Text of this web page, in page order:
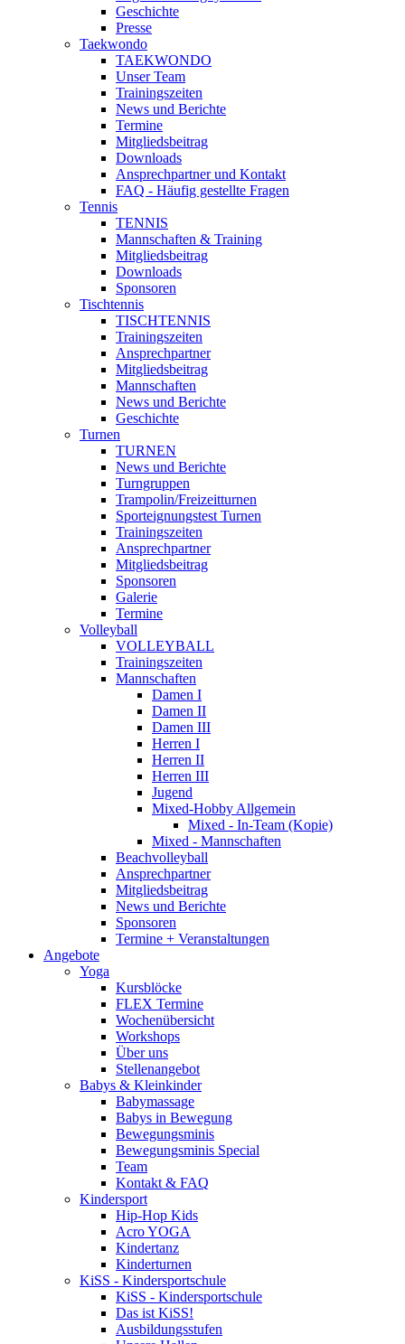
Geschichte
Presse
Taekwondo
TAEKWONDO
Unser Team
Trainingszeiten
News und Berichte
Termine
Mitgliedsbeitrag
Downloads
Ansprechpartner und Kontakt
FAQ - Häufig gestellte Fragen
Tennis
TENNIS
Mannschaften & Training
Mitgliedsbeitrag
Downloads
Sponsoren
Tischtennis
TISCHTENNIS
Trainingszeiten
Ansprechpartner
Mitgliedsbeitrag
Mannschaften
News und Berichte
Geschichte
Turnen
TURNEN
News und Berichte
Turngruppen
Trampolin/Freizeitturnen
Sporteignungstest Turnen
Trainingszeiten
Ansprechpartner
Mitgliedsbeitrag
Sponsoren
Galerie
Termine
Volleyball
VOLLEYBALL
Trainingszeiten
Mannschaften
Damen I
Damen II
Damen III
Herren I
Herren II
Herren III
Jugend
Mixed-Hobby Allgemein
Mixed - In-Team (Kopie)
Mixed - Mannschaften
Beachvolleyball
Ansprechpartner
Mitgliedsbeitrag
News und Berichte
Sponsoren
Termine + Veranstaltungen
Angebote
Yoga
Kursblöcke
FLEX Termine
Wochenübersicht
Workshops
Über uns
Stellenangebot
Babys & Kleinkinder
Babymassage
Babys in Bewegung
Bewegungsminis
Bewegungsminis Special
Team
Kontakt & FAQ
Kindersport
Hip-Hop Kids
Acro YOGA
Kindertanz
Kinderturnen
KiSS - Kindersportschule
KiSS - Kindersportschule
Das ist KiSS!
Ausbildungsstufen